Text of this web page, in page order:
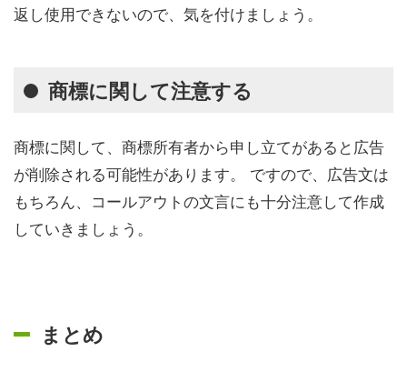
返し使用できないので、気を付けましょう。
商標に関して注意する
商標に関して、商標所有者から申し立てがあると広告
が削除される可能性があります。 ですので、広告文は
もちろん、コールアウトの文言にも十分注意して作成
していきましょう。
まとめ